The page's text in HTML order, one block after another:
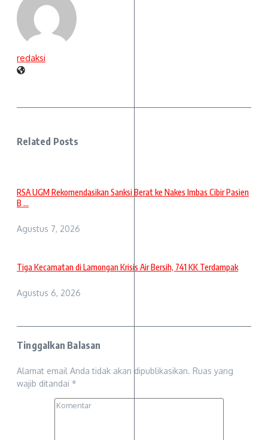
redaksi
Related Posts
RSA UGM Rekomendasikan Sanksi Berat ke Nakes Imbas Cibir Pasien
B ...
Agustus 7, 2026
Tiga Kecamatan di Lamongan Krisis Air Bersih, 741 KK Terdampak
Agustus 6, 2026
Tinggalkan Balasan
Alamat email Anda tidak akan dipublikasikan. Ruas yang
wajib ditandai *